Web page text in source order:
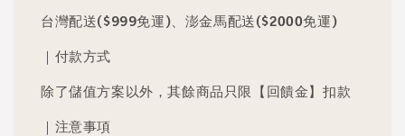
台灣配送($999免運)、澎金馬配送($2000免運)
｜付款方式
除了儲值方案以外，其餘商品只限【回饋金】扣款
｜注意事項